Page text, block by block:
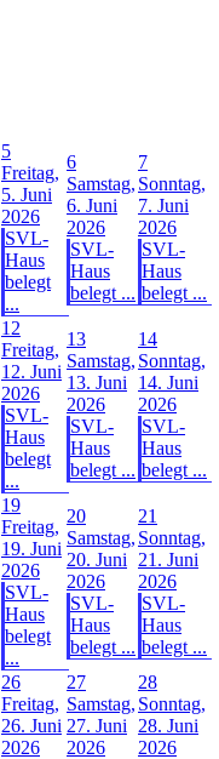
5
Freitag,
5. Juni
2026
SVL-
Haus
belegt
...
6
Samstag,
6. Juni
2026
SVL-
Haus
belegt ...
7
Sonntag,
7. Juni
2026
SVL-
Haus
belegt ...
12
Freitag,
12. Juni
2026
SVL-
Haus
belegt
...
13
Samstag,
13. Juni
2026
SVL-
Haus
belegt ...
14
Sonntag,
14. Juni
2026
SVL-
Haus
belegt ...
19
Freitag,
19. Juni
2026
SVL-
Haus
belegt
...
20
Samstag,
20. Juni
2026
SVL-
Haus
belegt ...
21
Sonntag,
21. Juni
2026
SVL-
Haus
belegt ...
26
Freitag,
26. Juni
2026
27
Samstag,
27. Juni
2026
28
Sonntag,
28. Juni
2026